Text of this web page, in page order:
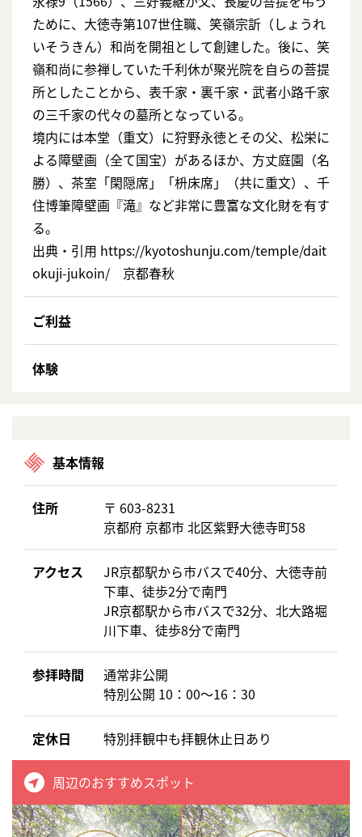
ために、大徳寺第107世住職、笑嶺宗訢（しょうれ
いそうきん）和尚を開祖として創建した。後に、笑
嶺和尚に参禅していた千利休が聚光院を自らの菩提
所としたことから、表千家・裏千家・武者小路千家
の三千家の代々の墓所となっている。
境内には本堂（重文）に狩野永徳とその父、松栄に
よる障壁画（全て国宝）があるほか、方丈庭園（名
勝）、茶室「閑隠席」「枡床席」（共に重文）、千
住博筆障壁画『滝』など非常に豊富な文化財を有す
る。
出典・引用 https://kyotoshunju.com/temple/dait
okuji-jukoin/ 京都春秋
ご利益
体験
基本情報
住所
〒 603-8231
京都府 京都市 北区紫野大徳寺町58
アクセス
JR京都駅から市バスで40分、大徳寺前
下車、徒歩2分で南門
JR京都駅から市バスで32分、北大路堀
川下車、徒歩8分で南門
参拝時間
通常非公開
特別公開 10：00～16：30
定休日 特別拝観中も拝観休止日あり
周辺のおすすめスポット